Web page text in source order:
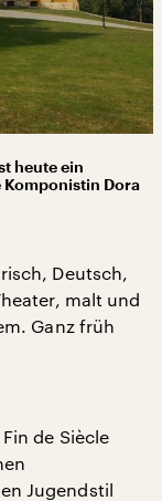
heute ein
Komponistin Dora
Deutsch,
malt und
Ganz früh
de Siècle
Jugendstil